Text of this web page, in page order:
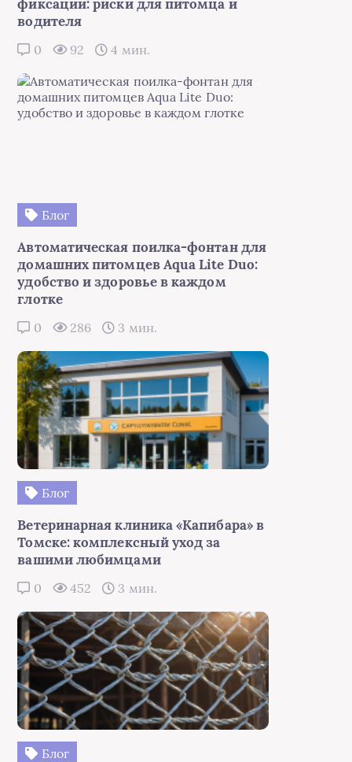
фиксации: риски для питомца и
водителя
0 92 4 мин.
Блог
Автоматическая поилка-фонтан для
домашних питомцев Aqua Lite Duo:
удобство и здоровье в каждом
глотке
0 286 3 мин.
Блог
Ветеринарная клиника «Капибара» в
Томске: комплексный уход за
вашими любимцами
0 452 3 мин.
Блог